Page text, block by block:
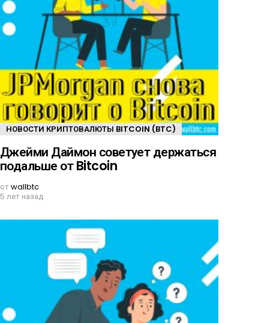
НОВОСТИ КРИПТОВАЛЮТЫ BITCOIN (BTC)
Джейми Даймон советует держаться
подальше от Bitcoin
отwallbtc
5 лет назад